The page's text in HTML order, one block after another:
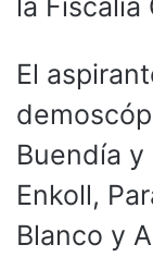
El
Buendía y
Enkoll,
Blanco y